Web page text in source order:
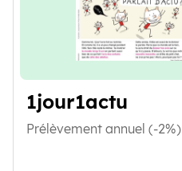
1jour1actu
Prélèvement annuel (-2%)